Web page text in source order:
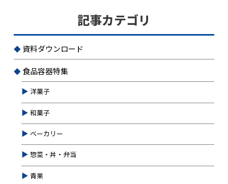
記事カテゴリ
資料ダウンロード
食品容器特集
洋菓子
和菓子
ベーカリー
惣菜・丼・弁当
青果